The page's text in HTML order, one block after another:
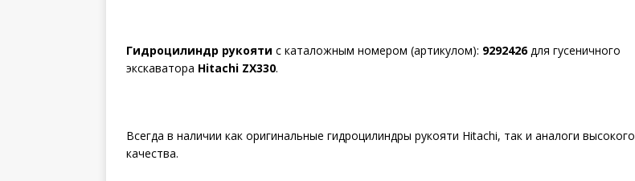
Гидроцилиндр рукояти с каталожным номером (артикулом): 9292426для гусеничного
экскаватора Hitachi ZX330.
Всегда в наличии как оригинальные гидроцилиндры рукояти Hitachi, так и аналоги высокого
качества.